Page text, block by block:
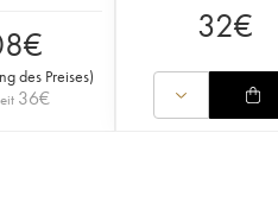
€
des Preises)
36€
32€